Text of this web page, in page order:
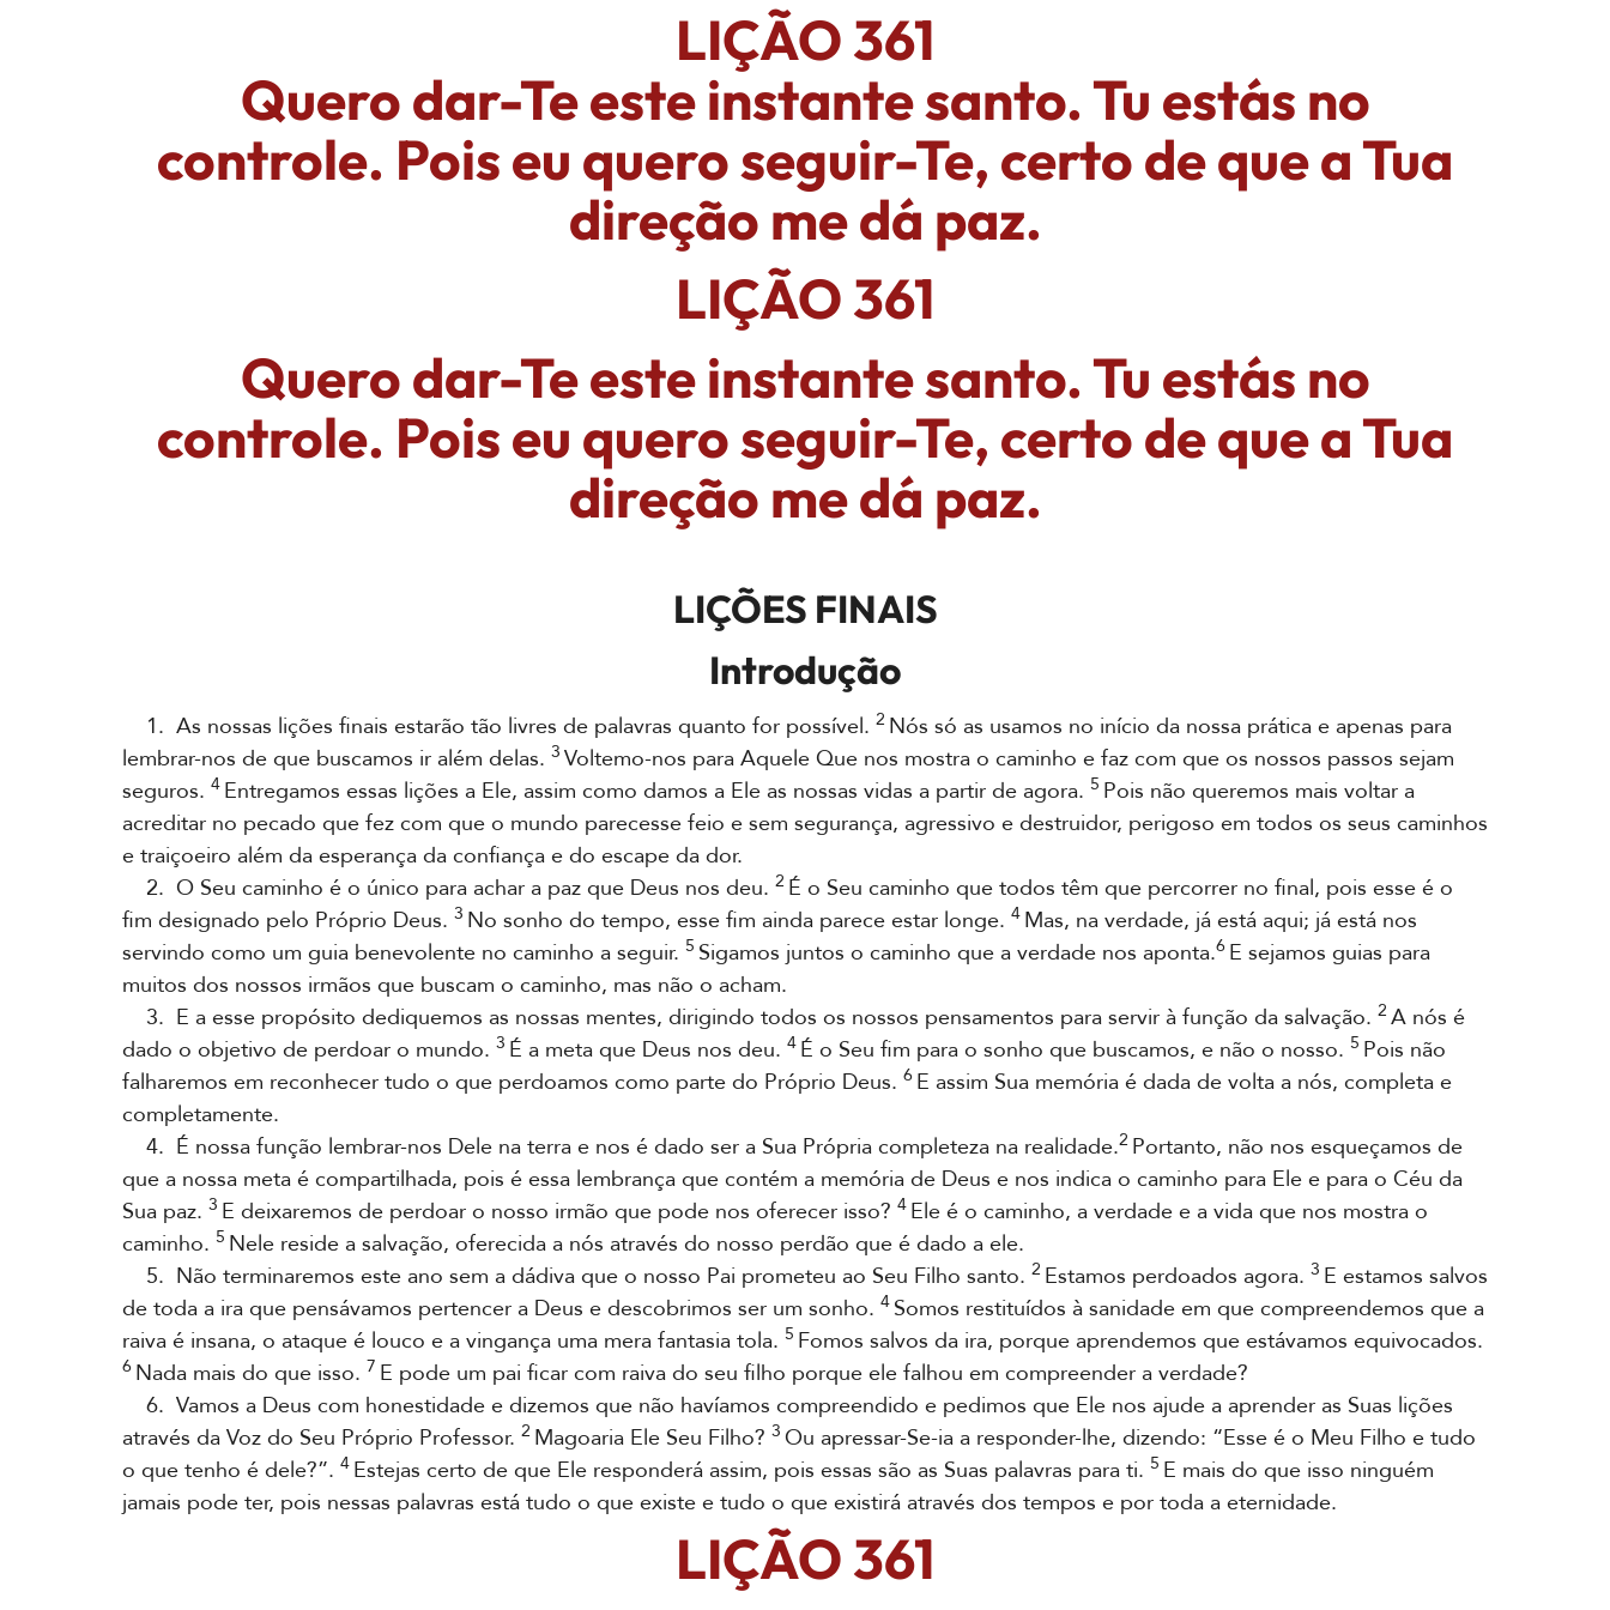
LIÇÃO 361
Quero dar-Te este instante santo. Tu estás no
controle. Pois eu quero seguir-Te, certo de que a Tua
direção me dá paz.
LIÇÃO 361
Quero dar-Te este instante santo. Tu estás no
controle. Pois eu quero seguir-Te, certo de que a Tua
direção me dá paz.
LIÇÕES FINAIS
Introdução
1. As nossas lições finais estarão tão livres de palavras quanto for possível. 2 Nós só as usamos no início da nossa prática e apenas para
lembrar-nos de que buscamos ir além delas. 3 Voltemo-nos para Aquele Que nos mostra o caminho e faz com que os nossos passos sejam
seguros. 4 Entregamos essas lições a Ele, assim como damos a Ele as nossas vidas a partir de agora. 5 Pois não queremos mais voltar a
acreditar no pecado que fez com que o mundo parecesse feio e sem segurança, agressivo e destruidor, perigoso em todos os seus caminhos
e traiçoeiro além da esperança da confiança e do escape da dor.
2. O Seu caminho é o único para achar a paz que Deus nos deu. 2 É o Seu caminho que todos têm que percorrer no final, pois esse é o
fim designado pelo Próprio Deus. 3 No sonho do tempo, esse fim ainda parece estar longe. 4 Mas, na verdade, já está aqui; já está nos
servindo como um guia benevolente no caminho a seguir. 5 Sigamos juntos o caminho que a verdade nos aponta.6 E sejamos guias para
muitos dos nossos irmãos que buscam o caminho, mas não o acham.
3. E a esse propósito dediquemos as nossas mentes, dirigindo todos os nossos pensamentos para servir à função da salvação. 2 A nós é
dado o objetivo de perdoar o mundo. 3 É a meta que Deus nos deu. 4 É o Seu fim para o sonho que buscamos, e não o nosso. 5 Pois não
falharemos em reconhecer tudo o que perdoamos como parte do Próprio Deus. 6 E assim Sua memória é dada de volta a nós, completa e
completamente.
4. É nossa função lembrar-nos Dele na terra e nos é dado ser a Sua Própria completeza na realidade.2 Portanto, não nos esqueçamos de
que a nossa meta é compartilhada, pois é essa lembrança que contém a memória de Deus e nos indica o caminho para Ele e para o Céu da
Sua paz. 3 E deixaremos de perdoar o nosso irmão que pode nos oferecer isso? 4 Ele é o caminho, a verdade e a vida que nos mostra o
caminho. 5 Nele reside a salvação, oferecida a nós através do nosso perdão que é dado a ele.
5. Não terminaremos este ano sem a dádiva que o nosso Pai prometeu ao Seu Filho santo. 2 Estamos perdoados agora. 3 E estamos salvos
de toda a ira que pensávamos pertencer a Deus e descobrimos ser um sonho. 4 Somos restituídos à sanidade em que compreendemos que a
raiva é insana, o ataque é louco e a vingança uma mera fantasia tola. 5 Fomos salvos da ira, porque aprendemos que estávamos equivocados.
6 Nada mais do que isso. 7 E pode um pai ficar com raiva do seu filho porque ele falhou em compreender a verdade?
6. Vamos a Deus com honestidade e dizemos que não havíamos compreendido e pedimos que Ele nos ajude a aprender as Suas lições
através da Voz do Seu Próprio Professor. 2 Magoaria Ele Seu Filho? 3 Ou apressar-Se-ia a responder-lhe, dizendo: “Esse é o Meu Filho e tudo
o que tenho é dele?”. 4 Estejas certo de que Ele responderá assim, pois essas são as Suas palavras para ti. 5 E mais do que isso ninguém
jamais pode ter, pois nessas palavras está tudo o que existe e tudo o que existirá através dos tempos e por toda a eternidade.
LIÇÃO 361